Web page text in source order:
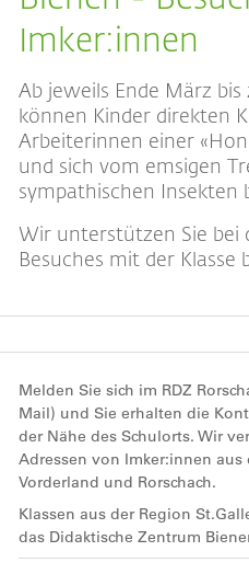
Imker:innen
Ab jeweils Ende März
können Kinder direkten
Arbeiterinnen einer
und sich vom emsigen
sympathischen Insekten
Wir unterstützen Sie bei
Besuches mit der Klasse
Melden Sie sich im RDZ
Mail) und Sie erhalten die
der Nähe des Schulorts. Wir
Adressen von Imker:innen aus
Vorderland und Rorschach.
Klassen aus der Region
das Didaktische Zentrum